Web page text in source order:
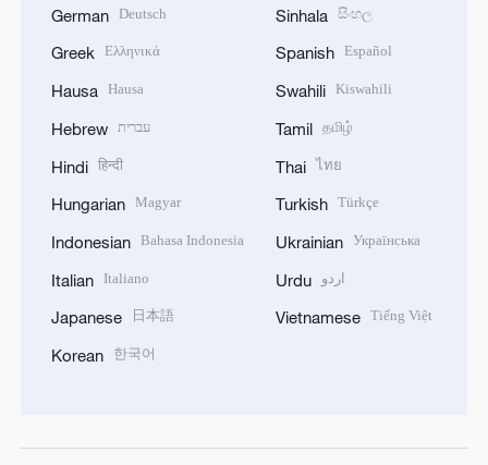
German Deutsch
Greek Ελληνικά
Hausa Hausa
Hebrew עברית
Hindi हिन्दी
Hungarian Magyar
Indonesian Bahasa Indonesia
Italian Italiano
Japanese 日本語
Korean 한국어
Sinhala සිංහල
Spanish Español
Swahili Kiswahili
Tamil தமிழ்
Thai ไทย
Turkish Türkçe
Ukrainian Українська
Urdu اردو
Vietnamese Tiếng Việt